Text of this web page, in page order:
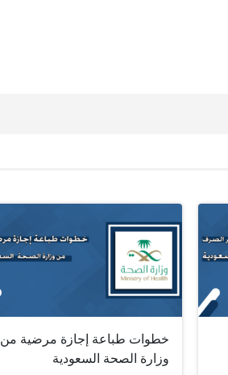
خطوات طباعة إجازة مرضية من
وزارة الصحة السعودية